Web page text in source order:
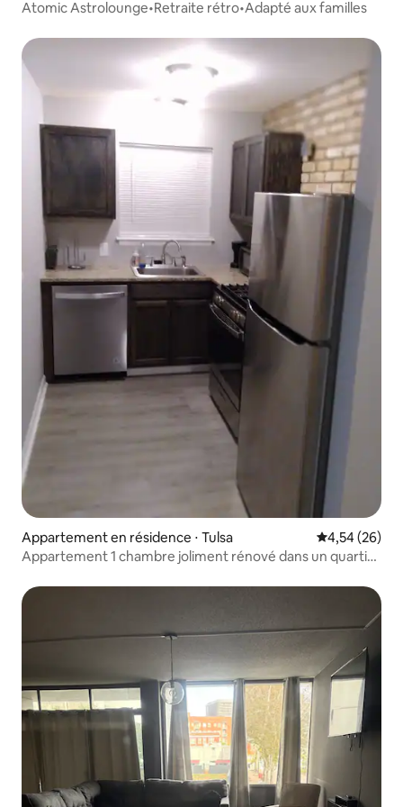
Atomic Astrolounge•Retraite rétro•Adapté aux familles
Appartement en résidence ⋅ Tulsa Évaluation
4,54 (26)
Appartement 1 chambre joliment rénové dans un quartier